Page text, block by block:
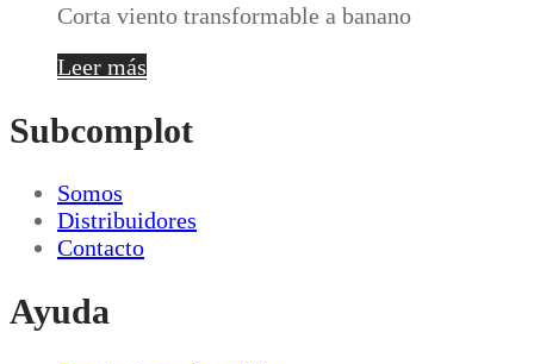
Corta viento transformable a banano
Leer más
Subcomplot
Somos
Distribuidores
Contacto
Ayuda